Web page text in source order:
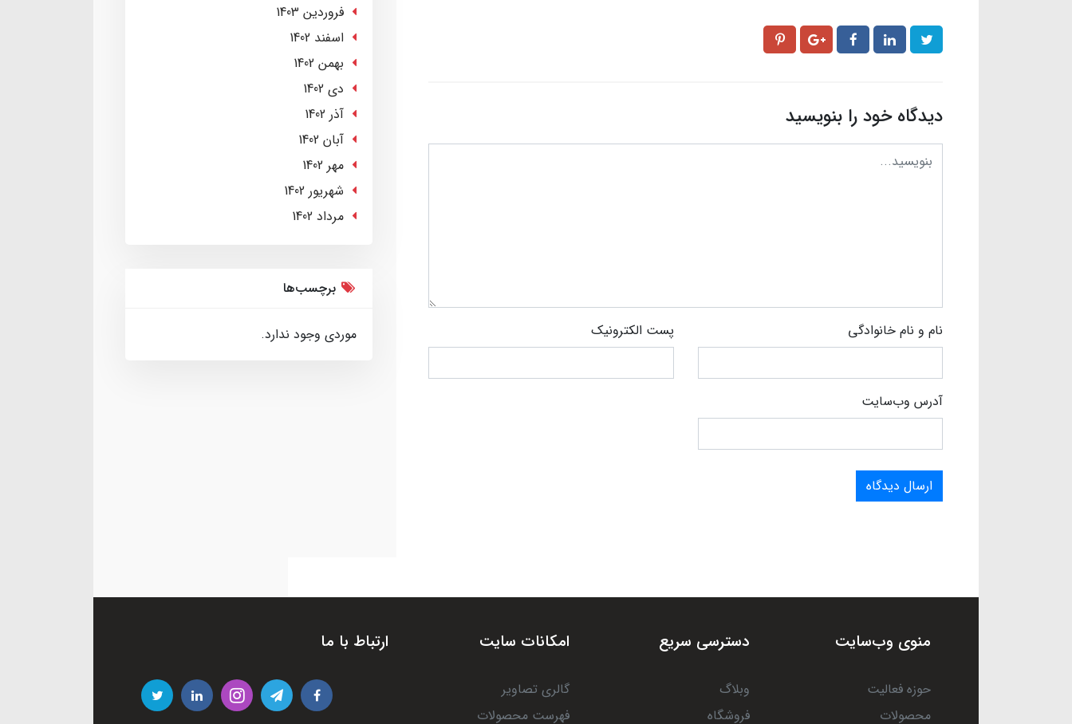
دیدگاه خود را بنویسید
نام و نام خانوادگی پست الکترونیک
آدرس وب‌سایت
ارسال دیدگاه
فروردین 1403
اسفند 1402
بهمن 1402
دی 1402
آذر 1402
آبان 1402
مهر 1402
شهریور 1402
مرداد 1402
برچسب‌ها
موردی وجود ندارد.
منوی وب‌سایت
حوزه فعالیت
محصولات
دسترسی سریع
وبلاگ
فروشگاه
امکانات سایت
گالری تصاویر
فهرست محصولات
ارتباط با ما